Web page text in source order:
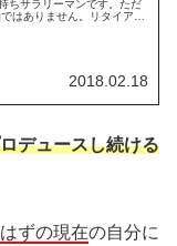
ちサラリーマンです。ただ
はありません。リタイアし
2018.02.18
デュースし続ける
ずの現在の自分に